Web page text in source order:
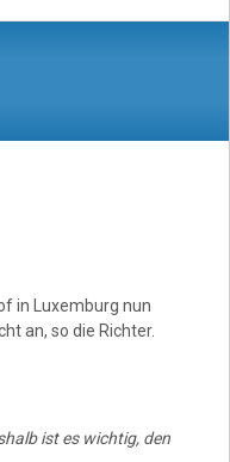
in Luxemburg nun
an, so die Richter.
ist es wichtig, den